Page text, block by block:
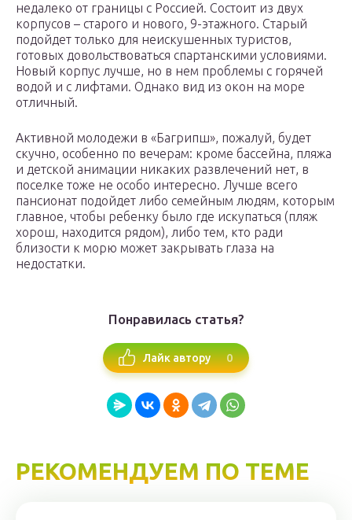
недалеко от границы с Россией. Состоит из двух
корпусов – старого и нового, 9-этажного. Старый
подойдет только для неискушенных туристов,
готовых довольствоваться спартанскими условиями.
Новый корпус лучше, но в нем проблемы с горячей
водой и с лифтами. Однако вид из окон на море
отличный.
Активной молодежи в «Багрипш», пожалуй, будет
скучно, особенно по вечерам: кроме бассейна, пляжа
и детской анимации никаких развлечений нет, в
поселке тоже не особо интересно. Лучше всего
пансионат подойдет либо семейным людям, которым
главное, чтобы ребенку было где искупаться (пляж
хорош, находится рядом), либо тем, кто ради
близости к морю может закрывать глаза на
недостатки.
Понравилась статья?
Лайк автору 0
РЕКОМЕНДУЕМ ПО ТЕМЕ